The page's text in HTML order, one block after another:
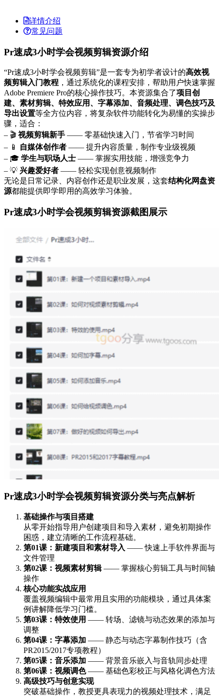
详情介绍
常见问题
Pr速成3小时学会视频剪辑资源介绍
“Pr速成3小时学会视频剪辑”是一套专为初学者设计的高效视
频剪辑入门教程 ，通过系统化的课程安排，帮助用户快速掌握
Adobe Premiere Pro的核心操作技巧。本资源集合了项目创
建、素材剪辑、特效应用、字幕添加、音频处理、调色技巧及
导出设置等全方位内容，将复杂软件功能转化为易懂的实操步
骤，适合：
– 🎬 视频剪辑新手 —— 零基础快速入门，节省学习时间
– 📱
自媒体创作者 —— 提升内容质量，制作专业级视频
– 🎓 学生与职场人士 —— 掌握实用技能，增强竞争力
– 💡 兴趣爱好者 —— 轻松实现创意视频制作
无论是日常记录、内容创作还是职业发展，这套结构化网盘资
源都能提供即学即用的高效学习体验。
Pr速成3小时学会视频剪辑资源截图展示
Pr速成3小时学会视频剪辑资源分类与亮点解析
基础操作与项目搭建
从零开始指导用户创建项目和导入素材，避免初期操作
困惑，建立清晰的工作流程基础。
第01课：新建项目和素材导入 —— 快速上手软件界面与
文件管理
第02课：视频素材剪辑—— 掌握核心剪辑工具与时间轴
操作
核心功能实战应用
覆盖视频编辑中最常用且实用的功能模块，通过具体案
例讲解降低学习门槛。
第03课：特效使用 —— 转场、滤镜与动态效果的添加与
调整
第04课：字幕添加 —— 静态与动态字幕制作技巧（含
PR2015/2017专项教程）
第05课：音乐添加 —— 背景音乐嵌入与音轨同步处理
第06课：视频调色—— 基础色彩校正与风格化调色方法
高级技巧与创意实现
突破基础操作，教授更具表现力的视频处理技术，满足